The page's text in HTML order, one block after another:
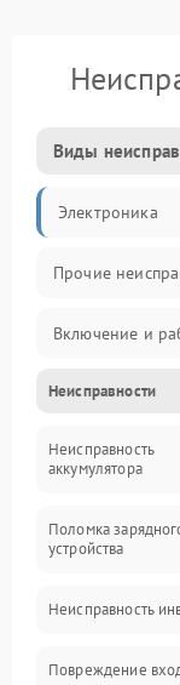
Виды
Электроника
Прочие
Включение и
Работа с
Звук и
Неисправности
Неисправность
аккумулятора
Поломка
устройства
Неисправность
Повреждение